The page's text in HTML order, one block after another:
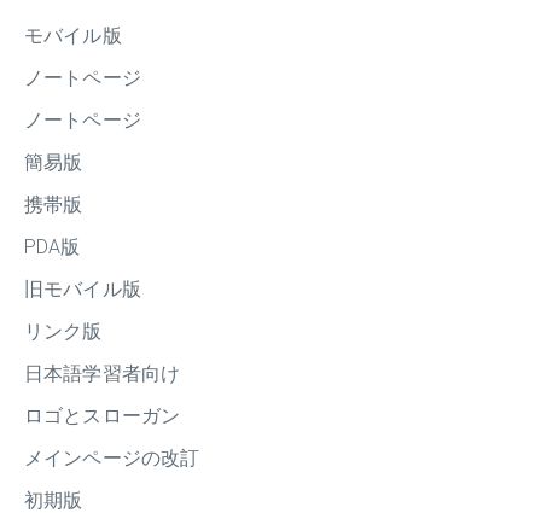
モバイル版
ノートページ
ノートページ
簡易版
携帯版
PDA版
旧モバイル版
リンク版
日本語学習者向け
ロゴとスローガン
メインページの改訂
初期版